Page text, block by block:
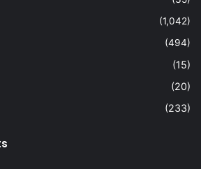
(1,042)
(494)
(15)
(20)
(233)